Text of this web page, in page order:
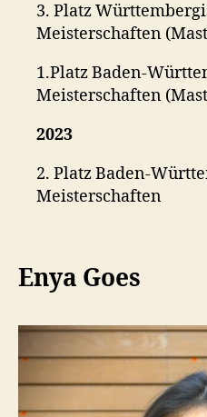
3. Platz
Meisterschaften
1.Platz Baden-
Meisterschaften
2023
2. Platz Baden-
Meisterschaften
Enya Goes